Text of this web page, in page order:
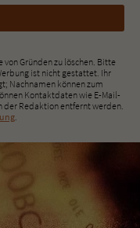
Gründen zu löschen. Bitte
ist nicht gestattet. Ihr
Nachnamen können zum
Kontaktdaten wie E-Mail-
der Redaktion entfernt werden.